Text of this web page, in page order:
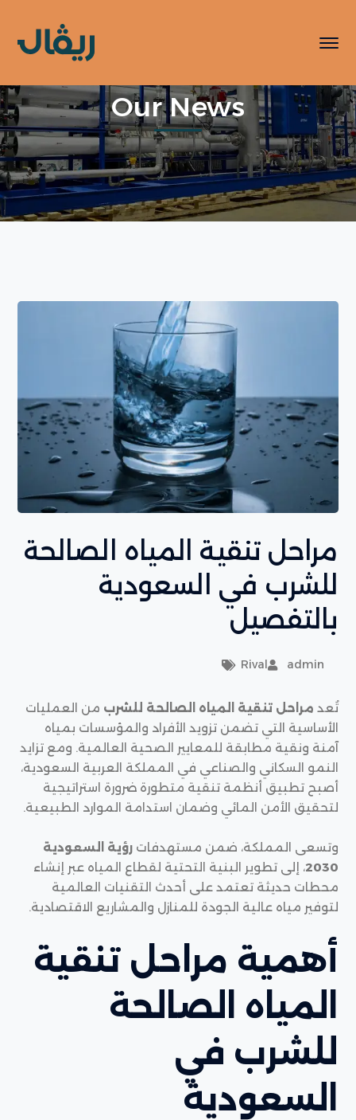
Our News
مراحل تنقية المياه الصالحة
للشرب في السعودية
بالتفصيل
admin
Rival
تُعد مراحل تنقية المياه الصالحة للشرب من العمليات
الأساسية التي تضمن تزويد الأفراد والمؤسسات بمياه
آمنة ونقية مطابقة للمعايير الصحية العالمية. ومع تزايد
النمو السكاني والصناعي في المملكة العربية السعودية،
أصبح تطبيق أنظمة تنقية متطورة ضرورة استراتيجية
لتحقيق الأمن المائي وضمان استدامة الموارد الطبيعية.
وتسعى المملكة، ضمن مستهدفاترؤية السعودية
2030، إلى تطوير البنية التحتية لقطاع المياه عبر إنشاء
محطات حديثة تعتمد على أحدث التقنيات العالمية
لتوفير مياه عالية الجودة للمنازل والمشاريع الاقتصادية.
أهمية مراحل تنقية
المياه الصالحة
للشرب في
السعودية